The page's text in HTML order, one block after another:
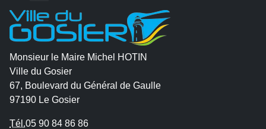
Monsieur le Maire Michel HOTIN
Ville du Gosier
67, Boulevard du Général de Gaulle
97190 Le Gosier
Tél.05 90 84 86 86